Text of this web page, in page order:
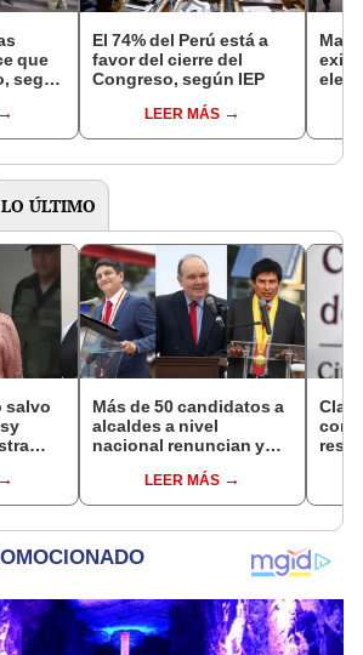
que
según
El 74% del Perú está a
favor del cierre del
Congreso, según IEP
LEER MÁS
LO ÚLTIMO
salvo
Más de 50 candidatos a
alcaldes a nivel
nacional renuncian y
encubiertaLEER MÁS